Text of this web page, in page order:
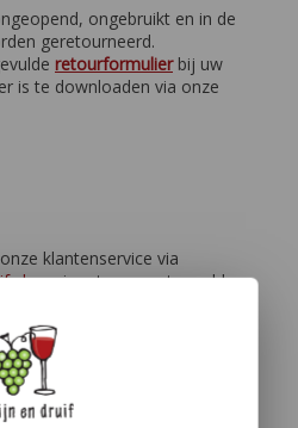
ongebruikt en in de
geretourneerd.
retourformulierbij uw
is te downloaden via onze
klantenservice via
om je retour aan te melden.
en de reden van retour.
met het
Retourafdeling Zeestraat 16